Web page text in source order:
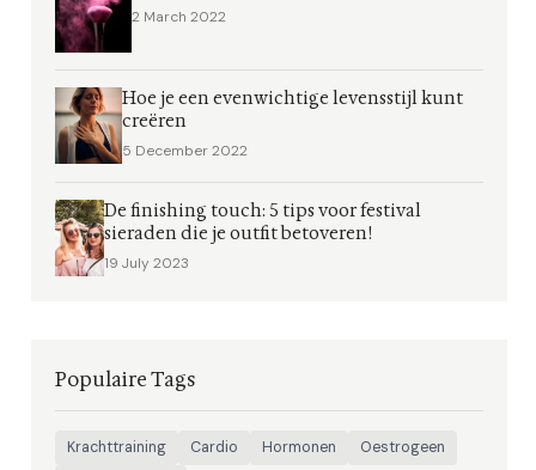
2 March 2022
Hoe je een evenwichtige levensstijl kunt
creëren
5 December 2022
De finishing touch: 5 tips voor festival
sieraden die je outfit betoveren!
19 July 2023
Populaire Tags
Krachttraining Cardio Hormonen
Oestrogeen